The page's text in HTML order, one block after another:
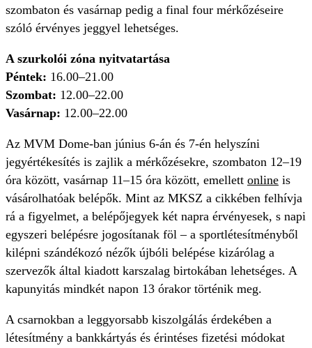
szombaton és vasárnap pedig a final four mérkőzéseire
szóló érvényes jeggyel lehetséges.
A szurkolói zóna nyitvatartása
Péntek: 16.00–21.00
Szombat: 12.00–22.00
Vasárnap: 12.00–22.00
Az MVM Dome-ban június 6-án és 7-én helyszíni
jegyértékesítés is zajlik a mérkőzésekre, szombaton 12–19
óra között, vasárnap 11–15 óra között, emellett online is
vásárolhatóak belépők. Mint az MKSZ a cikkében felhívja
rá a figyelmet, a belépőjegyek két napra érvényesek, s napi
egyszeri belépésre jogosítanak föl – a sportlétesítményből
kilépni szándékozó nézők újbóli belépése kizárólag a
szervezők által kiadott karszalag birtokában lehetséges. A
kapunyitás mindkét napon 13 órakor történik meg.
A csarnokban a leggyorsabb kiszolgálás érdekében a
létesítmény a bankkártyás és érintéses fizetési módokat